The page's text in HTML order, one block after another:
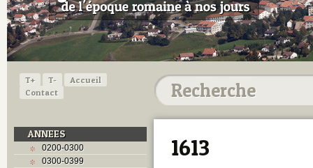
T+ T-
Accueil
Contact
ANNEES
0200-0300
0300-0399
1613